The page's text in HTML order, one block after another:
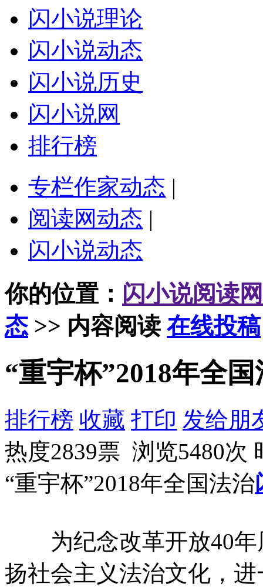
闪小说理论
闪小说动态
闪小说历史
闪小说网
排行榜
专栏作家动态 |
阅读网动态 |
闪小说动态
你的位置： 闪小说阅读网
态 >> 内容阅读 在线投稿
“重宇杯”2018年全
排行榜 收藏 打印 发给朋
热度2839票 浏览5480次
“重宇杯”2018年全国法治
为纪念改革开放40年
扬社会主义法治文化，